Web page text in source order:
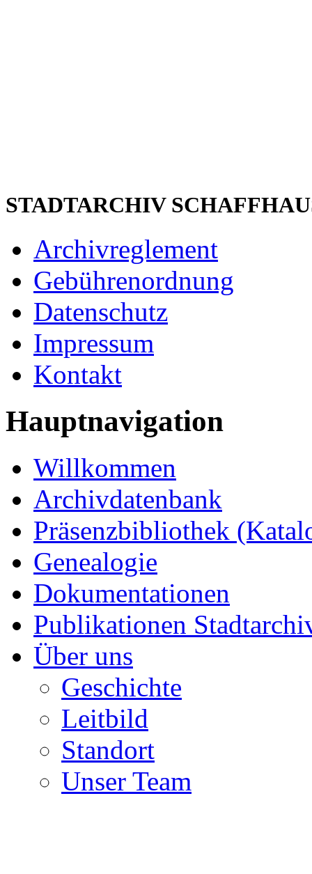
STADTARCHIV
Archivreglement
Gebührenordnung
Datenschutz
Impressum
Kontakt
Hauptnavigation
Willkommen
Archivdatenbank
Präsenzbibliothek
Genealogie
Dokumentationen
Publikationen
Über uns
Geschichte
Leitbild
Standort
Unser Team